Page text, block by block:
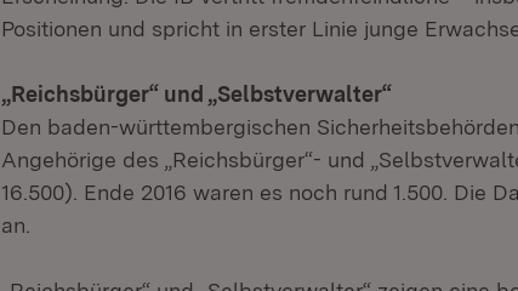
Positionen und spricht in erster Linie junge
„Reichsbürger“ und „Selbstverwalter“
Den baden-württembergischen
Angehörige des „Reichsbürger“- und
16.500). Ende 2016 waren es noch rund 1.500. Die
an.